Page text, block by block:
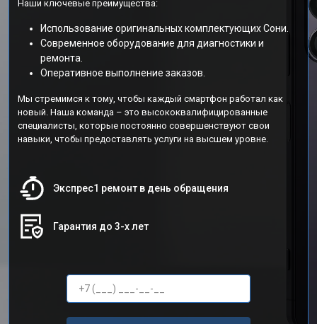
Наши ключевые преимущества:
Использование оригинальных комплектующих Сони.
Современное оборудование для диагностики и
ремонта.
Оперативное выполнение заказов.
Мы стремимся к тому, чтобы каждый смартфон работал как
новый. Наша команда – это высококвалифицированные
специалисты, которые постоянно совершенствуют свои
навыки, чтобы предоставлять услуги на высшем уровне.
Экспрес1 ремонт в день обращения
Гарантия до 3-х лет